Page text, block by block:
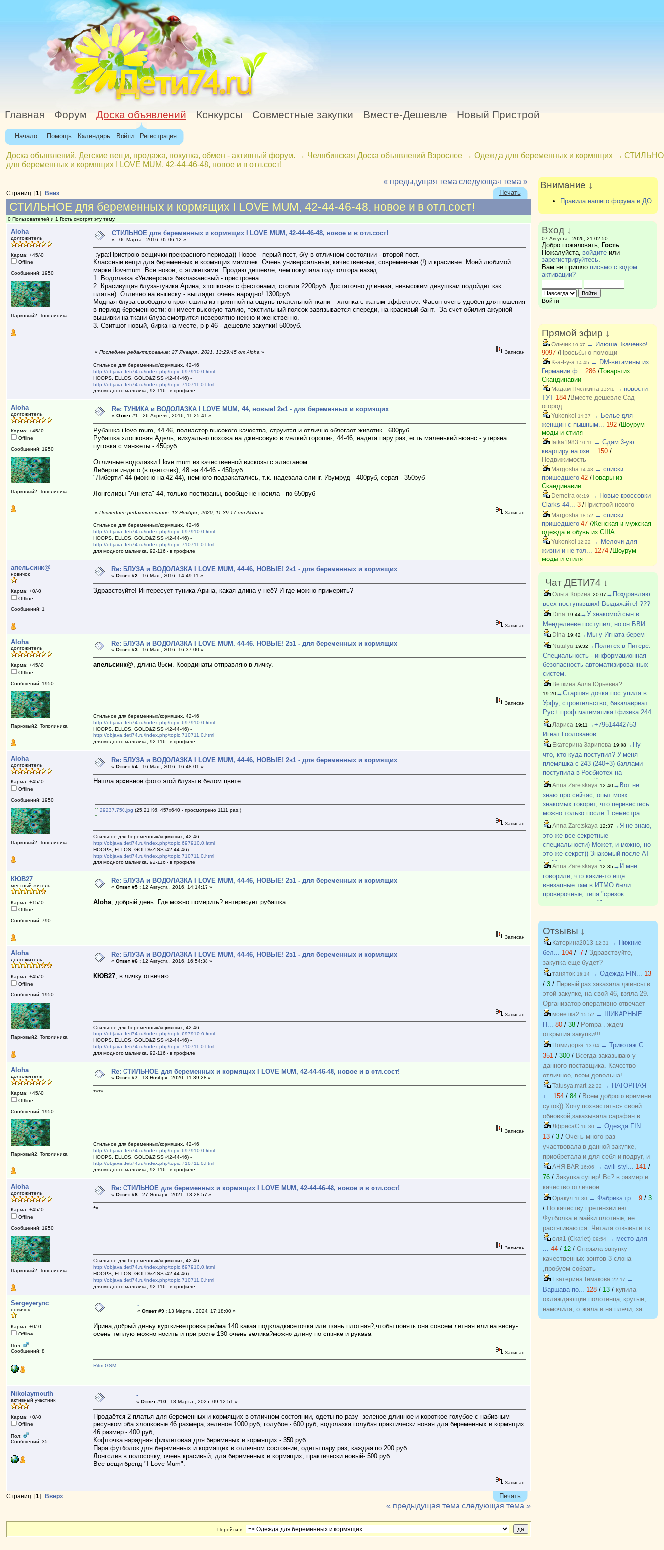
Главная Форум Доска объявлений Конкурсы Совместные закупки Вместе-Дешевле Новый Пристрой
Начало Помощь Календарь Войти Регистрация
Доска объявлений. Детские вещи, продажа, покупка, обмен - активный форум. → Челябинская Доска объявлений Взрослое → Одежда для беременных и кормящих →
для беременных и кормящих I LOVE MUM, 42-44-46-48, новое и в отл.сост!
Страниц: [1] Вниз
« предыдущая тема следующая тема »
Печать
СТИЛЬНОЕ для беременных и кормящих I LOVE MUM, 42-44-46-48, новое и в отл.сост!
0 Пользователей и 1 Гость смотрят эту тему.
Aloha
долгожитель
Карма: +45/-0
Offline
Сообщений: 1950
Парковый2, Тополиника
СТИЛЬНОЕ для беременных и кормящих I LOVE MUM, 42-44-46-48, новое и в отл.сост!
« : 06 Марта , 2016, 02:06:12 »
:ура:Пристрою вещички прекрасного периода)) Новое - перый пост, б/у в отличном состоянии - второй пост.
Классные вещи для беременных и кормящих мамочек. Очень универсальные, качественные, современные (!) и красивые. Моей любимой
марки ilovemum. Все новое, с этикетками. Продаю дешевле, чем покупала год-полтора назад.
1. Водолазка «Универсал» баклажановый - пристроена
2. Красивущая блуза-туника Арина, хлопковая с фестонами, стоила 2200руб. Достаточно длинная, невысоким девушкам подойдет как
платье). Отлично на выписку - выглядит очень нарядно! 1300руб.
Модная блуза свободного кроя сшита из приятной на ощупь плательной ткани – хлопка с жатым эффектом. Фасон очень удобен для ношения
в период беременности: он имеет высокую талию, текстильный поясок завязывается спереди, на красивый бант. За счет обилия ажурной
вышивки на ткани блуза смотрится невероятно нежно и женственно.
3. Свитшот новый, бирка на месте, р-р 46 - дешевле закупки! 500руб.
«Последнее редактирование: 27 Января , 2021, 13:29:45 от Aloha » Записан
Стильное для беременных/кормящих, 42-46
http://objava.deti74.ru/index.php/topic,697910.0.html
HOOPS, ELLOS, GOLD&ZISS (42-44-46) -
http://objava.deti74.ru/index.php/topic,710711.0.html
для модного мальчика, 92-116 - в профиле
Aloha
долгожитель
Карма: +45/-0
Offline
Сообщений: 1950
Парковый2, Тополиника
Re: ТУНИКА и ВОДОЛАЗКА I LOVE MUM, 44, новые! 2в1 - для беременных и кормящих
«Ответ #1 : 26 Апреля , 2016, 11:25:41 »
Рубашка i love mum, 44-46, полиэстер высокого качества, струится и отлично облегает животик - 600руб
Рубашка хлопковая Адель, визуально похожа на джинсовую в мелкий горошек, 44-46, надета пару раз, есть маленький нюанс - утеряна
пуговка с манжеты - 450руб
Отличные водолазки I love mum из качественной вискозы с эластаном
Либерти индиго (в цветочек), 48 на 44-46 - 450руб
"Либерти" 44 (можно на 42-44), немного подзакатались, т.к. надевала слинг. Изумруд - 400руб, серая - 350руб
Лонгсливы "Аннета" 44, только постираны, вообще не носила - по 650руб
«Последнее редактирование: 13 Ноября , 2020, 11:39:17 от Aloha » Записан
Стильное для беременных/кормящих, 42-46
http://objava.deti74.ru/index.php/topic,697910.0.html
HOOPS, ELLOS, GOLD&ZISS (42-44-46) -
http://objava.deti74.ru/index.php/topic,710711.0.html
для модного мальчика, 92-116 - в профиле
апельсинк@
новичок
Карма: +0/-0
Offline
Сообщений: 1
Re: БЛУЗА и ВОДОЛАЗКА I LOVE MUM, 44-46, НОВЫЕ! 2в1 - для беременных и кормящих
«Ответ #2 : 16 Мая , 2016, 14:49:11 »
Здравствуйте! Интересует туника Арина, какая длина у неё? И где можно примерить?
Записан
Aloha
долгожитель
Карма: +45/-0
Offline
Сообщений: 1950
Парковый2, Тополиника
Re: БЛУЗА и ВОДОЛАЗКА I LOVE MUM, 44-46, НОВЫЕ! 2в1 - для беременных и кормящих
«Ответ #3 : 16 Мая , 2016, 16:37:00 »
апельсинк@, длина 85см. Координаты отправляю в личку.
Записан
Стильное для беременных/кормящих, 42-46
http://objava.deti74.ru/index.php/topic,697910.0.html
HOOPS, ELLOS, GOLD&ZISS (42-44-46) -
http://objava.deti74.ru/index.php/topic,710711.0.html
для модного мальчика, 92-116 - в профиле
Aloha
долгожитель
Карма: +45/-0
Offline
Сообщений: 1950
Парковый2, Тополиника
Re: БЛУЗА и ВОДОЛАЗКА I LOVE MUM, 44-46, НОВЫЕ! 2в1 - для беременных и кормящих
«Ответ #4 : 16 Мая , 2016, 16:48:01 »
Нашла архивное фото этой блузы в белом цвете
29237.750.jpg (25.21 Кб, 457x640 - просмотрено 1111 раз.)
Записан
Стильное для беременных/кормящих, 42-46
http://objava.deti74.ru/index.php/topic,697910.0.html
HOOPS, ELLOS, GOLD&ZISS (42-44-46) -
http://objava.deti74.ru/index.php/topic,710711.0.html
для модного мальчика, 92-116 - в профиле
КЮВ27
местный житель
Карма: +15/-0
Offline
Сообщений: 790
Re: БЛУЗА и ВОДОЛАЗКА I LOVE MUM, 44-46, НОВЫЕ! 2в1 - для беременных и кормящих
«Ответ #5 : 12 Августа , 2016, 14:14:17 »
Aloha, добрый день. Где можно померить? интересует рубашка.
Записан
Aloha
долгожитель
Карма: +45/-0
Offline
Сообщений: 1950
Парковый2, Тополиника
Re: БЛУЗА и ВОДОЛАЗКА I LOVE MUM, 44-46, НОВЫЕ! 2в1 - для беременных и кормящих
«Ответ #6 : 12 Августа , 2016, 16:54:38 »
КЮВ27, в личку отвечаю
Записан
Стильное для беременных/кормящих, 42-46
http://objava.deti74.ru/index.php/topic,697910.0.html
HOOPS, ELLOS, GOLD&ZISS (42-44-46) -
http://objava.deti74.ru/index.php/topic,710711.0.html
для модного мальчика, 92-116 - в профиле
Aloha
долгожитель
Карма: +45/-0
Offline
Сообщений: 1950
Парковый2, Тополиника
Re: СТИЛЬНОЕ для беременных и кормящих I LOVE MUM, 42-44-46-48, новое и в отл.сост!
«Ответ #7 : 13 Ноября , 2020, 11:39:28 »
****
Записан
Стильное для беременных/кормящих, 42-46
http://objava.deti74.ru/index.php/topic,697910.0.html
HOOPS, ELLOS, GOLD&ZISS (42-44-46) -
http://objava.deti74.ru/index.php/topic,710711.0.html
для модного мальчика, 92-116 - в профиле
Aloha
долгожитель
Карма: +45/-0
Offline
Сообщений: 1950
Парковый2, Тополиника
Re: СТИЛЬНОЕ для беременных и кормящих I LOVE MUM, 42-44-46-48, новое и в отл.сост!
«Ответ #8 : 27 Января , 2021, 13:28:57 »
**
Записан
Стильное для беременных/кормящих, 42-46
http://objava.deti74.ru/index.php/topic,697910.0.html
HOOPS, ELLOS, GOLD&ZISS (42-44-46) -
http://objava.deti74.ru/index.php/topic,710711.0.html
для модного мальчика, 92-116 - в профиле
Sergeyerync
новичок
Карма: +0/-0
Offline
Пол:
Сообщений: 8
-
«Ответ #9 : 13 Марта , 2024, 17:18:00 »
Ирина,добрый деньу куртки-ветровка рейма 140 какая подкладкасеточка или ткань плотная?,чтобы понять она совсем летняя или на весну-
осень теплую можно носить и при росте 130 очень велика?можно длину по спинке и рукава
Записан
Ritm GSM
Nikolaymouth
активный участник
Карма: +0/-0
Offline
Пол:
Сообщений: 35
-
«Ответ #10 : 18 Марта , 2025, 09:12:51 »
Продаётся 2 платья для беременных и кормящих в отличном состоянии, одеты по разу зеленое длинное и короткое голубое с набивным
рисунком оба хлопковые 46 размера, зеленое 1000 руб, голубое - 600 руб, водолазка голубая практически новая для беременных и кормящих
46 размер - 400 руб,
Кофточка нарядная фиолетовая для беремнных и кормящих - 350 руб
Пара футболок для беременных и кормящих в отличном состоянии, одеты пару раз, каждая по 200 руб.
Лонгслив в полосочку, очень красивый, для беременных и кормящих, практически новый- 500 руб.
Все вещи бренд "I Love Mum".
Записан
Страниц: [1] Вверх Печать
« предыдущая тема следующая тема »
Перейти в:
Внимание ↓
Правила нашего форума и ДО
Вход ↓
07 Августа , 2026, 21:02:50
Добро пожаловать, Гость.
Пожалуйста, войдитеили
зарегистрируйтесь.
Вам не пришло письмо с кодом
активации?
Войти
Прямой эфир ↓
Ольчик16:37 → Илюша Ткаченко!
9097/Просьбы о помощи
K-a-t-y-a 14:45 → DM-витамины из
Германии ф... 286/Товары из
Скандинавии
Мадам Пчелкина 13:41
→ новости
ТУТ 184/Вместе дешевле Сад
огород
Yukonkol 14:37 → Белье для
женщин с пышным... 192/Шоурум
моды и стиля
fatka1983 10:11
→ Сдам 3-ую
квартиру на озе... 150/
Недвижимость
Margosha 14:43 → списки
пришедшего 42/Товары из
Скандинавии
Demetra 08:19 → Новые кроссовки
Clarks 44... 3/Пристрой нового
Margosha 18:52 → списки
пришедшего 47/Женская и мужская
одежда и обувь из США
Yukonkol 12:22 → Мелочи для
жизни и не тол... 1274/Шоурум
моды и стиля
Чат ДЕТИ74 ↓
Ольга Корина 20:07 →Поздравляю
всех поступивших! Выдыхайте! ???
Dina 19:44→У знакомой сын в
Менделееве поступил, но он БВИ
Dina 19:42 →Мы у Игната берем
Natalya 19:32 →Политех в Питере.
Специальность - информационная
безопасность автоматизированных
систем.
Веткина Алла Юрьевна?
19:20→Старшая дочка поступила в
Урфу, строительство, бакалавриат.
Рус+ проф математика+физика 244
балла.
Лариса 19:11 →+79514442753
Игнат Гоолованов
Екатерина Зарипова 19:08 →Ну
что, кто куда поступил? У меня
племяшка с 243 (240+3) баллами
поступила в Росбиотех на
химтехнологию. Изначально еще
рассматривала Менделеевку, но по
сравнению с прошлым годом
проходной вырос с 225 до 250 ?
Кстати, 3?
Anna Zaretskaya 12:40→Вот не
знаю про сейчас, опыт моих
знакомых говорит, что перевестись
можно только после 1 семестра
первого курса и только туда, где
академическая разница не
превышает 8 баллов. Там сейчас
какие-то препоны. Раньше студент?
Anna Zaretskaya 12:37 →Я не знаю,
это же все секретные
специальности) Может, и можно, но
это же секрет)) Знакомый после АТ
на Машгородке работает (но у него
тоже секретная специальность) в
КБ (конструкторское бюро, не
магазин). Все хорошо.
Anna Zaretskaya 12:35→И мне
говорили, что какие-то еще
внезапные там в ИТМО были
проверочные, типа "срезов
остаточных знаний", и чуть не
остаточных знаний...
Отзывы ↓
Катерина2013 12:31
→ Нижние
бел... 104 / -7 / Здравствуйте,
закупка еще будет?
таняток 18:14 → Одежда FIN... 13
/ 3 / Первый раз заказала джинсы в
этой закупке, на свой 46, взяла 29.
Организатор оперативно отвечает
на вопросы. Спасибо!!!
монетка2 15:52 → ШИКАРНЫЕ
П... 80 / 38 / Pompa . ждем
открытия закупки!!!
Помидорка 13:04 → Трикотаж C...
351 / 300 / Всегда заказываю у
данного поставщика. Качество
отличное, всем довольна!
Tatusya.mart 22:22 → НАГОРНАЯ
т... 154 / 84 / Всем доброго времени
суток)) Хочу похвастаться своей
обновкой,заказывала сарафан в
закупке (Нагорная трикотаж) и
осталась в полном восторге от
качества)) Соответствие
размерности и качество Выше
всяких похвал))
ЛфрисаС 16:30 → Одежда FIN...
13 / 3 / Очень много раз
участвовала в данной закупке,
приобретала и для себя и подруг, и
джинсы, и джемпера, и платья, и
блузки, вещи качественные,
соответствуют размеру и
описанию, организатор умничка
всегда оперативно отвечает, с
удовольствием буду участвовать
еще!
АНЯ BAR 16:06 → avili-styl... 141 /
76 / Закупка супер! Вс? в размер и
качество отличное.
Оракул 11:30 → Фабрика тр... 9 / 3
/ По качеству претензий нет.
Футболка и майки плотные, не
растягиваются. Читала отзывы и тк
люблю не в облипку вещи, на свой
46р-р заказала все вещи 48, все
равно получилось в облипку, и на
мой взгляд на рост 165-168
женский, у меня 173 мне
коротковато, но ношу все вещи с
юбками не заправляя.
оля1 (Ckarlet) 09:54 → место для
... 44 / 12 / Открыла закупку
качественных зонтов 3 слона
,пробуем собрать
https://zakupki.deti74.ru/index.php?
route=purchase/show&id=1851321
Екатерина Тимакова 22:17 →
Варшава-по... 128 / 13 / купила
охлаждающие полотенца, крутые,
намочила, отжала и на плечи, за
счет сетчатого переплетения при